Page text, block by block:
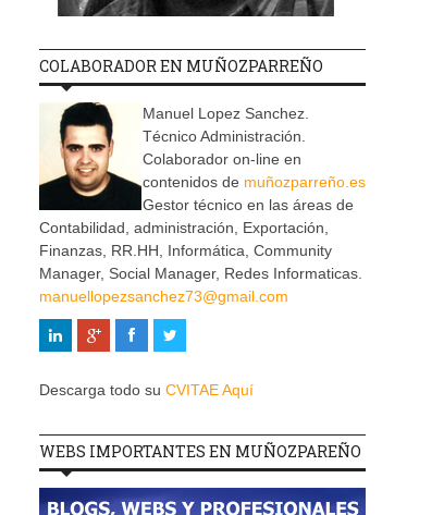
COLABORADOR EN MUÑOZPARREÑO
Manuel Lopez Sanchez.
Técnico Administración.
Colaborador on-line en
contenidos de muñozparreño.es
Gestor técnico en las áreas de
Contabilidad, administración, Exportación,
Finanzas, RR.HH, Informática, Community
Manager, Social Manager, Redes Informaticas.
manuellopezsanchez73@gmail.com
Descarga todo su CVITAE Aquí
WEBS IMPORTANTES EN MUÑOZPAREÑO